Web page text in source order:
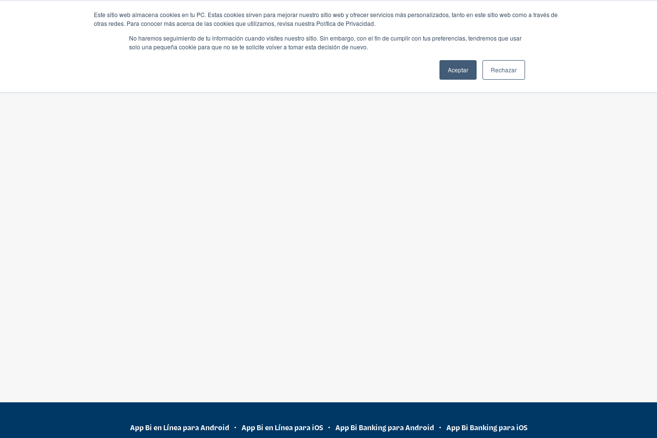
Este sitio web almacena cookies en tu PC. Estas cookies sirven para mejorar nuestro sitio web y ofrecer servicios más personalizados, tanto en este sitio web como a través de
otras redes. Para conocer más acerca de las cookies que utilizamos, revisa nuestra Política de Privacidad.
No haremos seguimiento de tu información cuando visites nuestro sitio. Sin embargo, con el fin de cumplir con tus preferencias, tendremos que usar
solo una pequeña cookie para que no se te solicite volver a tomar esta decisión de nuevo.
Aceptar Rechazar
App Bi en Línea para Android • App Bi en Línea para iOS • App Bi Banking para Android • App Bi Banking para iOS